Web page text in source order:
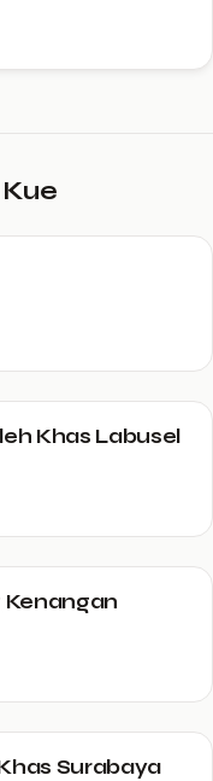
Kue
Khas Labusel
Kenangan
Surabaya